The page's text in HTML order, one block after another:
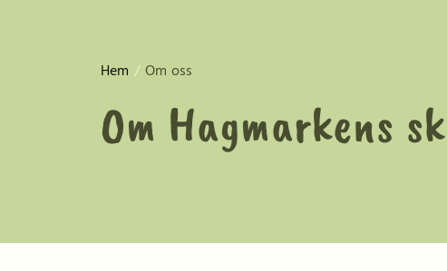
Hem Om oss
Om Hagmarkens